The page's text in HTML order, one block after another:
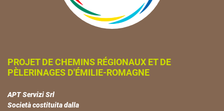
PROJET DE CHEMINS RÉGIONAUX ET DE
PÈLERINAGES D'ÉMILIE-ROMAGNE
APT Servizi Srl
Società costituita dalla